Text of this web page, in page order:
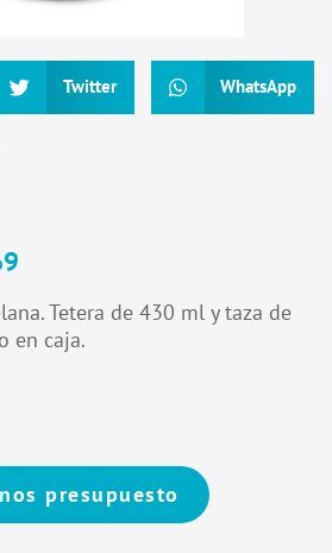
Twitter WhatsApp
Tetera de 430 ml y taza de
en caja.
presupuesto